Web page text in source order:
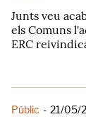
Junts veu
els Comuns
ERC
Públic - 21/05/